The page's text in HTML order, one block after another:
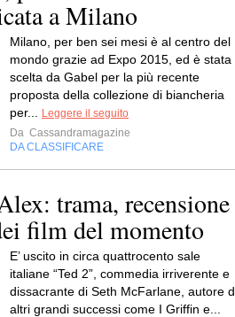
a Milano
Milano, per ben sei mesi è al centro del
mondo grazie ad Expo 2015, ed è stata
scelta da Gabel per la più recente
proposta della collezione di biancheria
per...
Leggere il seguito
Da Cassandramagazine
DA CLASSIFICARE
trama, recensione
film del momento
E’ uscito in circa quattrocento sale
italiane “Ted 2”, commedia irriverente e
dissacrante di Seth McFarlane, autore
altri grandi successi come I Griffin e...